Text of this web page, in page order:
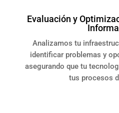
Evaluación y
Analizamos tu
identificar problemas y
asegurando que tu
tus procesos